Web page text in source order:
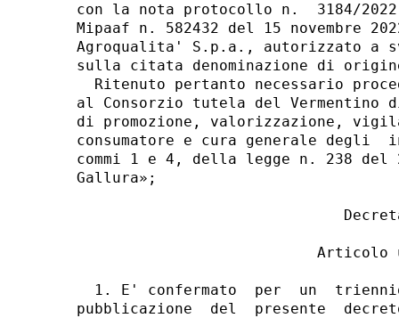
con la nota protocollo n.  3184/
Mipaaf n. 582432 del 15 novembre
Agroqualita' S.p.a., autorizzato
sulla citata denominazione di
Ritenuto pertanto necessario
al Consorzio tutela del
di promozione, valorizzazione,
consumatore e cura generale
commi 1 e 4, della legge n. 238 del
Gallura»;
1. E' confermato  per  un
pubblicazione  del  presente